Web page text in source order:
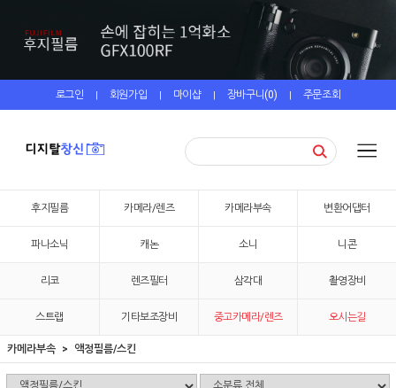
로그인 | 회원가입 | 마이샵 | 장바구니(0) | 주문조회
후지필름 카메라/렌즈 카메라부속 변환어댑터
파나소닉 캐논 소니 니콘
리코 렌즈필터 삼각대 촬영장비
스트랩 기타보조장비 중고카메라/렌즈 오시는길
카메라부속 액정필름/스킨